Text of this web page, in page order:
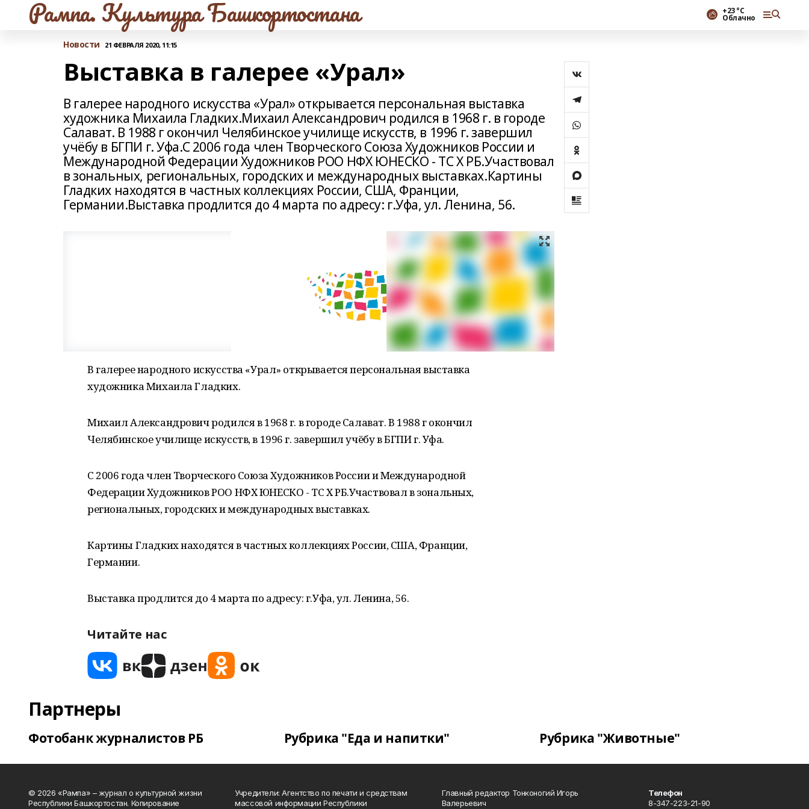
Рампа. Культура Башкортостана +23 °С
Облачно
Новости 21 ФЕВРАЛЯ 2020, 11:15
Выставка в галерее «Урал»
В галерее народного искусства «Урал» открывается персональная выставка
художника Михаила Гладких.Михаил Александрович родился в 1968 г. в городе
Салават. В 1988 г окончил Челябинское училище искусств, в 1996 г. завершил
учёбу в БГПИ г. Уфа.С 2006 года член Творческого Союза Художников России и
Международной Федерации Художников РОО НФХ ЮНЕСКО - ТС Х РБ.Участвовал
в зональных, региональных, городских и международных выставках.Картины
Гладких находятся в частных коллекциях России, США, Франции,
Германии.Выставка продлится до 4 марта по адресу: г.Уфа, ул. Ленина, 56.
В галерее народного искусства «Урал» открывается персональная выставка
художника Михаила Гладких.
Михаил Александрович родился в 1968 г. в городе Салават. В 1988 г окончил
Челябинское училище искусств, в 1996 г. завершил учёбу в БГПИ г. Уфа.
С 2006 года член Творческого Союза Художников России и Международной
Федерации Художников РОО НФХ ЮНЕСКО - ТС Х РБ.Участвовал в зональных,
региональных, городских и международных выставках.
Картины Гладких находятся в частных коллекциях России, США, Франции,
Германии.
Выставка продлится до 4 марта по адресу: г.Уфа, ул. Ленина, 56.
Читайте нас
Партнеры
Фотобанк журналистов РБ Рубрика "Еда и напитки" Рубрика "Животные"
© 2026 «Рампа» – журнал о культурной жизни
Республики Башкортостан. Копирование
Учредители: Агентство по печати и средствам
массовой информации Республики
Главный редактор Тонконогий Игорь
Валерьевич
Телефон
8-347-223-21-90